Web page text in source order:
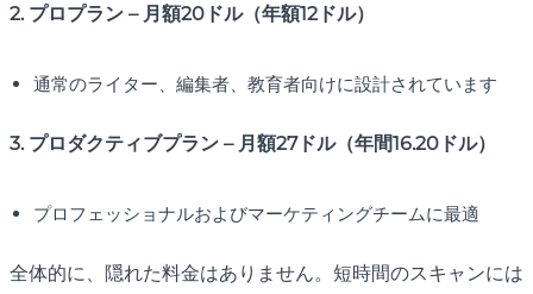
2. プロプラン – 月額20ドル（年額12ドル）
通常のライター、編集者、教育者向けに設計されています
3. プロダクティブプラン – 月額27ドル（年間16.20ドル）
プロフェッショナルおよびマーケティングチームに最適
全体的に、隠れた料金はありません。短時間のスキャンには